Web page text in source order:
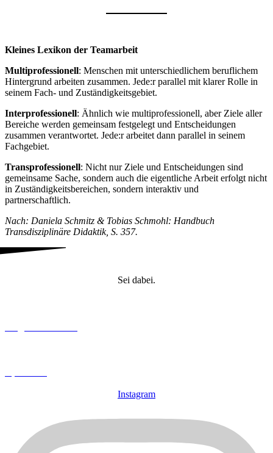
Kleines Lexikon der Teamarbeit
Multiprofessionell: Menschen mit unterschiedlichem beruflichem
Hintergrund arbeiten zusammen. Jede:r parallel mit klarer Rolle in
seinem Fach- und Zuständigkeitsgebiet.
Interprofessionell: Ähnlich wie multiprofessionell, aber Ziele aller
Bereiche werden gemeinsam festgelegt und Entscheidungen
zusammen verantwortet. Jede:r arbeitet dann parallel in seinem
Fachgebiet.
Transprofessionell: Nicht nur Ziele und Entscheidungen sind
gemeinsame Sache, sondern auch die eigentliche Arbeit erfolgt nicht
in Zuständigkeitsbereichen, sondern interaktiv und
partnerschaftlich.
Nach: Daniela Schmitz & Tobias Schmohl: Handbuch
Transdisziplinäre Didaktik, S. 357.
Sei dabei.
Instagram